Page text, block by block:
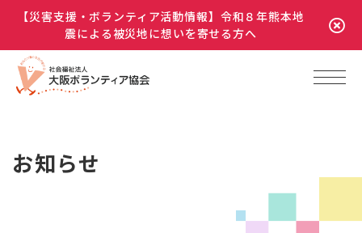
【災害支援・ボランティア活動情報】令和８年熊本地
震による被災地に想いを寄せる方へ
お知らせ